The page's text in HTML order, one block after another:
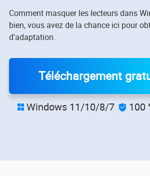
Comment masquer les lecteurs dans
bien, vous avez de la chance ici pour
d'adaptation.
Téléchargement
 Windows 11/10/8/7  100